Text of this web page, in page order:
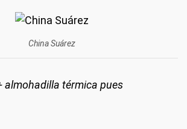
China Suárez
almohadilla térmica pues